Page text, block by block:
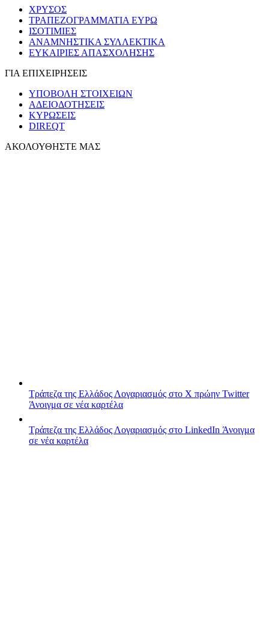
ΧΡΥΣΟΣ
ΤΡΑΠΕΖΟΓΡΑΜΜΑΤΙΑ ΕΥΡΩ
ΙΣΟΤΙΜΙΕΣ
ΑΝΑΜΝΗΣΤΙΚΑ ΣΥΛΛΕΚΤΙΚΑ
ΕΥΚΑΙΡΙΕΣ ΑΠΑΣΧΟΛΗΣΗΣ
ΓΙΑ ΕΠΙΧΕΙΡΗΣΕΙΣ
ΥΠΟΒΟΛΗ ΣΤΟΙΧΕΙΩΝ
ΑΔΕΙΟΔΟΤΗΣΕΙΣ
ΚΥΡΩΣΕΙΣ
DIREQT
ΑΚΟΛΟΥΘΗΣΤΕ ΜΑΣ
Τράπεζα της Ελλάδος Λογαριασμός στο X πρώην Twitter
Άνοιγμα σε νέα καρτέλα
Τράπεζα της Ελλάδος Λογαριασμός στο LinkedIn Άνοιγμα
σε νέα καρτέλα